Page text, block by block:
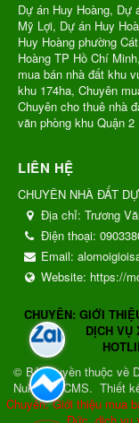
Dự án Huy Hoàng, Dự
Mỹ Lợi, Dự án Huy
Huy Hoàng phường
Hoàng TP Hồ Chí
mua bán nhà đất khu
khu 174ha, Chuyên
Chuyên cho thuê nhà
văn phòng khu Quận 2
LIÊN HỆ
CHUYÊN NHÀ ĐẤT
Địa chỉ: Trương
Điện thoại:
Email:
Website: https://
CHUYÊN: GIỚI
DỊCH VỤ
© Bản quyền thuộc về
NukeViet CMS. Thiết
Chuyên: Giới thiệu mua